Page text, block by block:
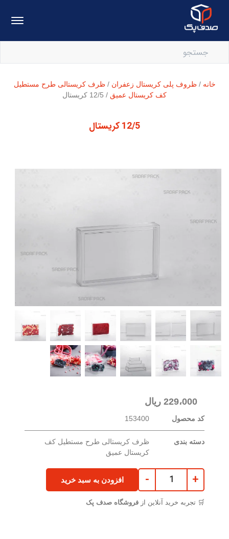
12/5 کریستال
خانه /ظروف پلی کریستال زعفران /ظرف کریستالی طرح مستطیل
کف کریستال عمیق / 12/5 کریستال
229،000 ریال
کد محصول 153400
دسته بندی
ظرف کریستالی طرح مستطیل کف
کریستال عمیق
افزودن به سبد خرید +
-
🛒 تجربه خرید آنلاین از فروشگاه صدف پک